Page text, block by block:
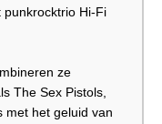
punkrocktrio Hi-Fi
ze
The Sex Pistols,
met het geluid van